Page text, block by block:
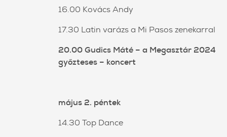
16.00 Kovács Andy
17.30 Latin varázs a Mi Pasos zenekarral
20.00 Gudics Máté – a Megasztár 2024
győzteses – koncert
május 2. péntek
14.30 Top Dance